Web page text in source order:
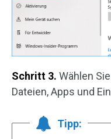
Schritt 3. Wählen Sie
Dateien, Apps und
Tipp: